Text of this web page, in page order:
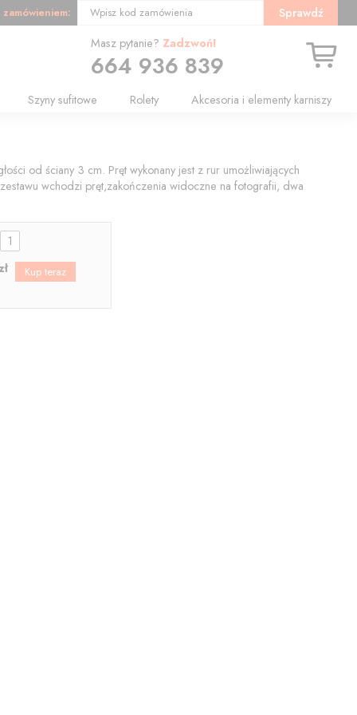
Wpisz kod zamówienia Sprawdź
Szyny sufitowe Rolety Akcesoria i elementy karniszy
Masz pytanie?Zadzwoń!
664 936 839
od ściany 3 cm. Pręt wykonany jest z rur umożliwiających
wchodzi pręt,zakończenia widoczne na fotografii, dwa